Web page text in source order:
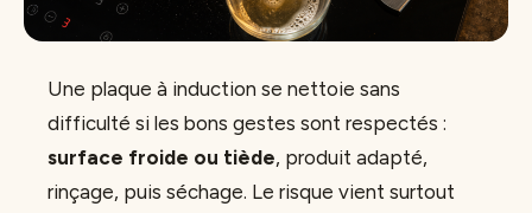
Une plaque à induction se nettoie sans
difficulté si les bons gestes sont respectés :
surface froide ou tiède, produit adapté,
rinçage, puis séchage. Le risque vient surtout